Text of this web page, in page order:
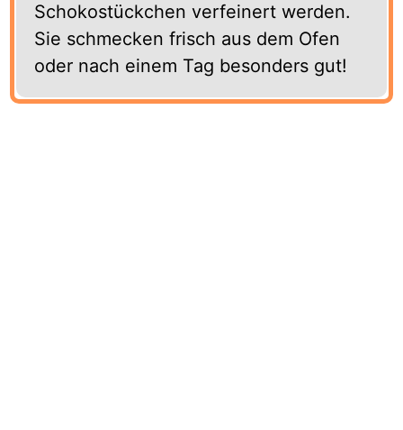
Schokostückchen verfeinert werden.
Sie schmecken frisch aus dem Ofen
oder nach einem Tag besonders gut!